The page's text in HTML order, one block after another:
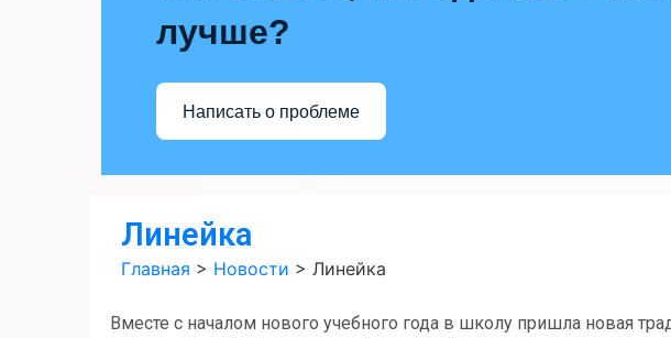
лучше?
Написать о проблеме
Линейка
Главная > Новости > Линейка
Вместе с началом нового учебного года в школу пришла новая